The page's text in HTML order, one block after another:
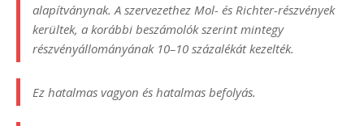
alapítványnak. A szervezethez Mol- és Richter-részvények
kerültek, a korábbi beszámolók szerint mintegy
részvényállományának 10–10 százalékát kezelték.
Ez hatalmas vagyon és hatalmas befolyás.